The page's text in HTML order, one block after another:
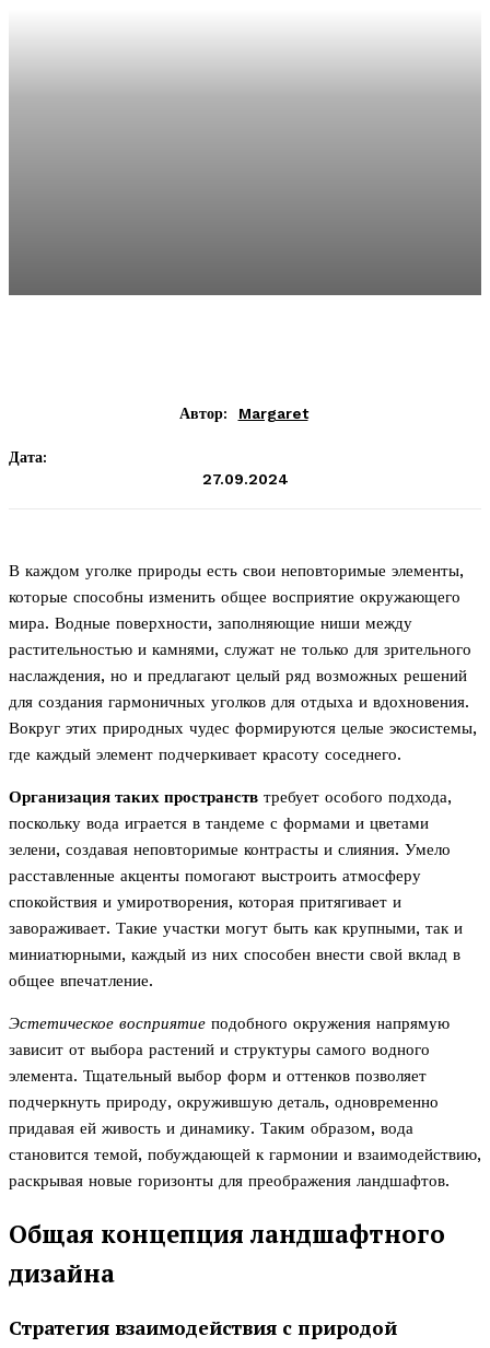
Автор: Margaret
Дата:
27.09.2024
В каждом уголке природы есть свои неповторимые элементы,
которые способны изменить общее восприятие окружающего
мира. Водные поверхности, заполняющие ниши между
растительностью и камнями, служат не только для зрительного
наслаждения, но и предлагают целый ряд возможных решений
для создания гармоничных уголков для отдыха и вдохновения.
Вокруг этих природных чудес формируются целые экосистемы,
где каждый элемент подчеркивает красоту соседнего.
Организация таких пространств требует особого подхода,
поскольку вода играется в тандеме с формами и цветами
зелени, создавая неповторимые контрасты и слияния. Умело
расставленные акценты помогают выстроить атмосферу
спокойствия и умиротворения, которая притягивает и
завораживает. Такие участки могут быть как крупными, так и
миниатюрными, каждый из них способен внести свой вклад в
общее впечатление.
Эстетическое восприятие подобного окружения напрямую
зависит от выбора растений и структуры самого водного
элемента. Тщательный выбор форм и оттенков позволяет
подчеркнуть природу, окружившую деталь, одновременно
придавая ей живость и динамику. Таким образом, вода
становится темой, побуждающей к гармонии и взаимодействию,
раскрывая новые горизонты для преображения ландшафтов.
Общая концепция ландшафтного
дизайна
Стратегия взаимодействия с природой